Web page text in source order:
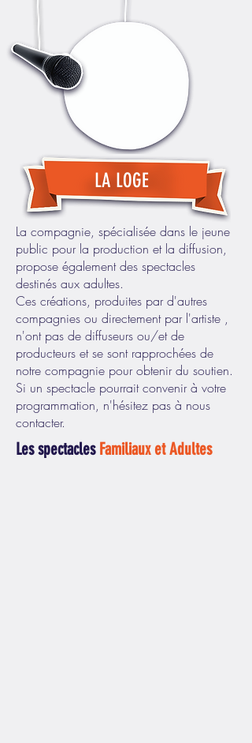
LA LOGE
La compagnie, spécialisée dans le jeune
public pour la production et la diffusion,
propose également des spectacles
destinés aux adultes.
Ces créations, produites par d'autres
compagnies ou directement par l'artiste ,
n'ont pas de diffuseurs ou/et de
producteurs et se sont rapprochées de
notre compagnie pour obtenir du soutien.
Si un spectacle pourrait convenir à votre
programmation, n'hésitez pas à nous
contacter.
Les spectacles Familiaux et Adultes